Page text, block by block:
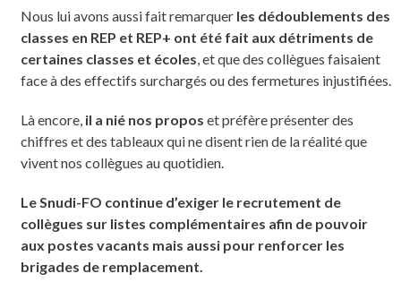
Nous lui avons aussi fait remarquer les dédoublements des
classes en REP et REP+ ont été fait aux détriments de
certaines classes et écoles , et que des collègues faisaient
face à des effectifs surchargés ou des fermetures injustifiées.
Là encore, il a nié nos propos et préfère présenter des
chiffres et des tableaux qui ne disent rien de la réalité que
vivent nos collègues au quotidien.
Le Snudi-FO continue d’exiger le recrutement de
collègues sur listes complémentaires afin de pouvoir
aux postes vacants mais aussi pour renforcer les
brigades de remplacement.